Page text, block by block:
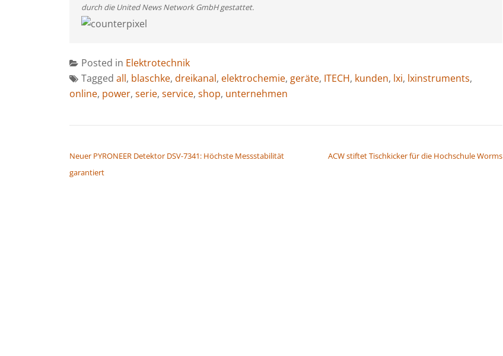
durch die United News Network GmbH gestattet.
Posted in Elektrotechnik
Tagged all, blaschke, dreikanal, elektrochemie, geräte, ITECH, kunden, lxi, lxinstruments,
online, power, serie, service, shop, unternehmen
Neuer PYRONEER Detektor DSV-7341: Höchste Messstabilität
garantiert
ACW stiftet Tischkicker für die Hochschule Worms